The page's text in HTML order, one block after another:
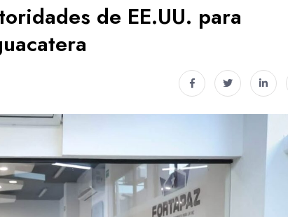
de EE.UU. para